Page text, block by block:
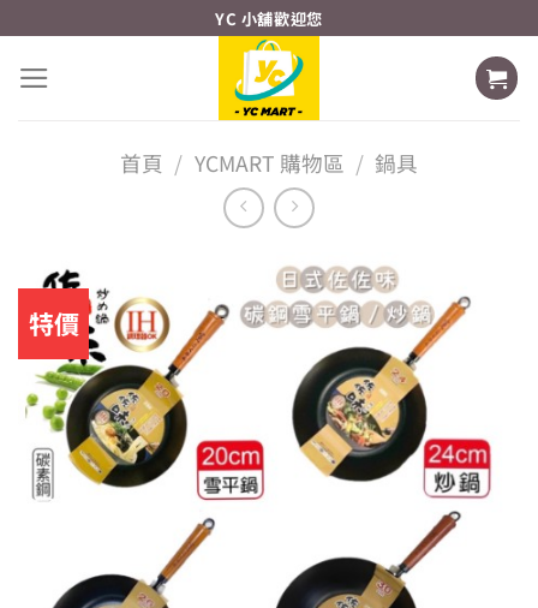
content
YC 小舖歡迎您
首頁 / YCMART 購物區 / 鍋具
特價